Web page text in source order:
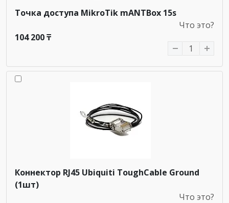
Точка доступа MikroTik mANTBox 15s
Что это?
104 200 ₸
Коннектор RJ45 Ubiquiti ToughCable Ground
(1шт)
Что это?